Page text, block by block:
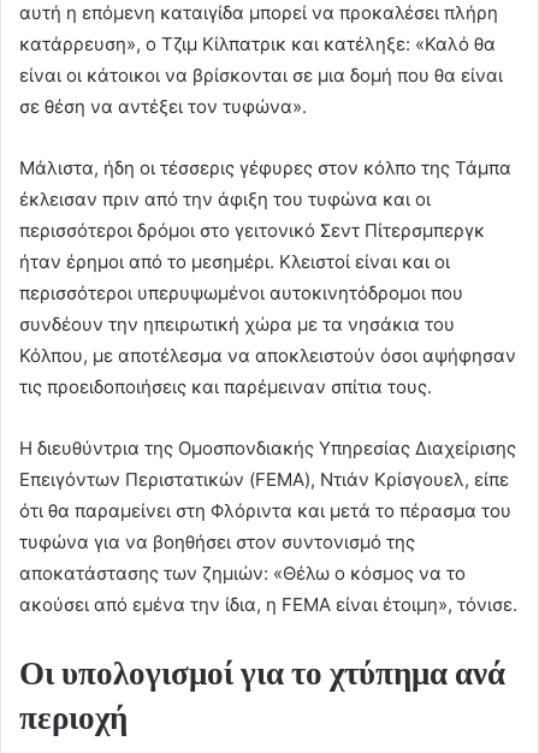
αυτή η επόμενη καταιγίδα μπορεί να προκαλέσει πλήρη
κατάρρευση», ο Τζιμ Κίλπατρικ και κατέληξε: «Καλό θα
είναι οι κάτοικοι να βρίσκονται σε μια δομή που θα είναι
σε θέση να αντέξει τον τυφώνα».
Μάλιστα, ήδη οι τέσσερις γέφυρες στον κόλπο της Τάμπα
έκλεισαν πριν από την άφιξη του τυφώνα και οι
περισσότεροι δρόμοι στο γειτονικό Σεντ Πίτερσμπεργκ
ήταν έρημοι από το μεσημέρι. Κλειστοί είναι και οι
περισσότεροι υπερυψωμένοι αυτοκινητόδρομοι που
συνδέουν την ηπειρωτική χώρα με τα νησάκια του
Κόλπου, με αποτέλεσμα να αποκλειστούν όσοι αψήφησαν
τις προειδοποιήσεις και παρέμειναν σπίτια τους.
Η διευθύντρια της Ομοσπονδιακής Υπηρεσίας Διαχείρισης
Επειγόντων Περιστατικών (FEMA), Ντιάν Κρίσγουελ, είπε
ότι θα παραμείνει στη Φλόριντα και μετά το πέρασμα του
τυφώνα για να βοηθήσει στον συντονισμό της
αποκατάστασης των ζημιών: «Θέλω ο κόσμος να το
ακούσει από εμένα την ίδια, η FEMA είναι έτοιμη», τόνισε.
Οι υπολογισμοί για το χτύπημα ανά
περιοχή